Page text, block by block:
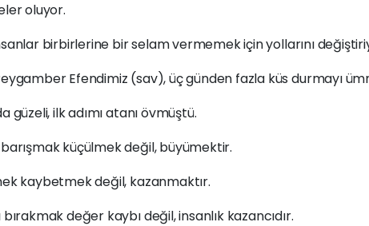
oluyor.
birbirlerine bir selam vermemek için yollarını
Efendimiz (sav), üç günden fazla küs durmayı
güzeli, ilk adımı atanı övmüştü.
küçülmek değil, büyümektir.
kaybetmek değil, kazanmaktır.
değer kaybı değil, insanlık kazancıdır.